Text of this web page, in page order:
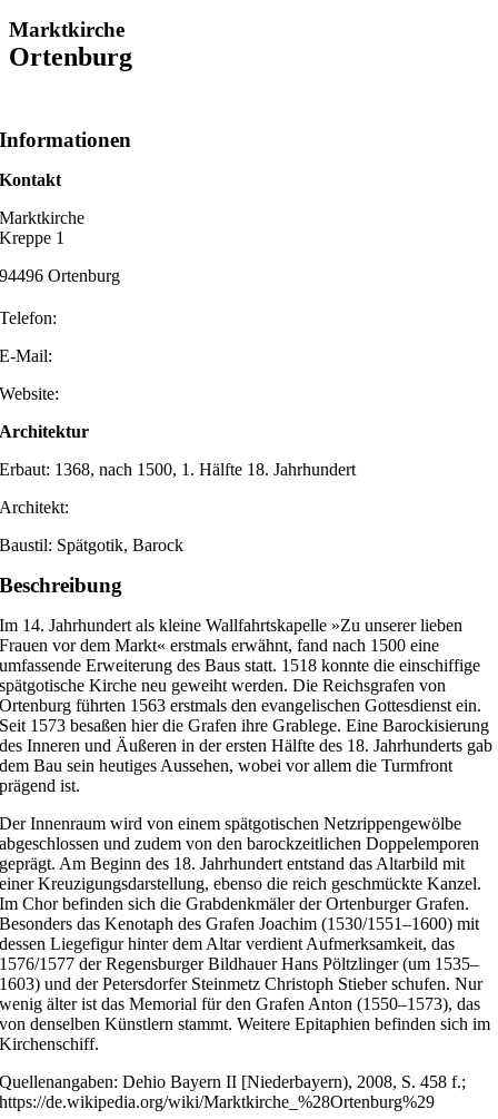
Marktkirche
Ortenburg
Informationen
Kontakt
Marktkirche
Kreppe 1
94496 Ortenburg
Telefon:
E-Mail:
Website:
Architektur
Erbaut: 1368, nach 1500, 1. Hälfte 18. Jahrhundert
Architekt:
Baustil: Spätgotik, Barock
Beschreibung
Im 14. Jahrhundert als kleine Wallfahrtskapelle »Zu unserer lieben
Frauen vor dem Markt« erstmals erwähnt, fand nach 1500 eine
umfassende Erweiterung des Baus statt. 1518 konnte die einschiffige
spätgotische Kirche neu geweiht werden. Die Reichsgrafen von
Ortenburg führten 1563 erstmals den evangelischen Gottesdienst ein.
Seit 1573 besaßen hier die Grafen ihre Grablege. Eine Barockisierung
des Inneren und Äußeren in der ersten Hälfte des 18. Jahrhunderts gab
dem Bau sein heutiges Aussehen, wobei vor allem die Turmfront
prägend ist.
Der Innenraum wird von einem spätgotischen Netzrippengewölbe
abgeschlossen und zudem von den barockzeitlichen Doppelemporen
geprägt. Am Beginn des 18. Jahrhundert entstand das Altarbild mit
einer Kreuzigungsdarstellung, ebenso die reich geschmückte Kanzel.
Im Chor befinden sich die Grabdenkmäler der Ortenburger Grafen.
Besonders das Kenotaph des Grafen Joachim (1530/1551–1600) mit
dessen Liegefigur hinter dem Altar verdient Aufmerksamkeit, das
1576/1577 der Regensburger Bildhauer Hans Pöltzlinger (um 1535–
1603) und der Petersdorfer Steinmetz Christoph Stieber schufen. Nur
wenig älter ist das Memorial für den Grafen Anton (1550–1573), das
von denselben Künstlern stammt. Weitere Epitaphien befinden sich im
Kirchenschiff.
Quellenangaben: Dehio Bayern II [Niederbayern), 2008, S. 458 f.;
https://de.wikipedia.org/wiki/Marktkirche_%28Ortenburg%29